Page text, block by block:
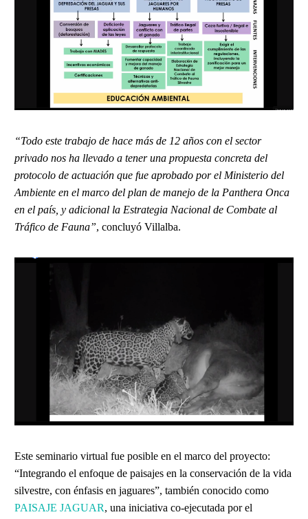
“Todo este trabajo de hace más de 12 años con el sector
privado nos ha llevado a tener una propuesta concreta del
protocolo de actuación que fue aprobado por el Ministerio del
Ambiente en el marco del plan de manejo de la Panthera Onca
en el país, y adicional la Estrategia Nacional de Combate al
Tráfico de Fauna”, concluyó Villalba.
Este seminario virtual fue posible en el marco del proyecto:
“Integrando el enfoque de paisajes en la conservación de la vida
silvestre, con énfasis en jaguares”, también conocido como
PAISAJE JAGUAR, una iniciativa co-ejecutada por el